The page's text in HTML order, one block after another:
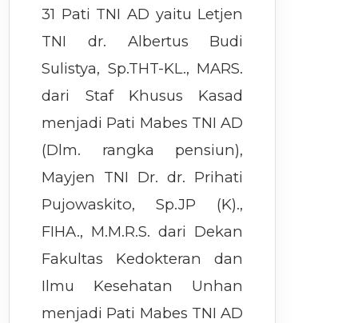
31 Pati TNI AD yaitu Letjen
TNI dr. Albertus Budi
Sulistya, Sp.THT-KL., MARS.
dari Staf Khusus Kasad
menjadi Pati Mabes TNI AD
(Dlm. rangka pensiun),
Mayjen TNI Dr. dr. Prihati
Pujowaskito, Sp.JP (K).,
FIHA., M.M.R.S. dari Dekan
Fakultas Kedokteran dan
Ilmu Kesehatan Unhan
menjadi Pati Mabes TNI AD